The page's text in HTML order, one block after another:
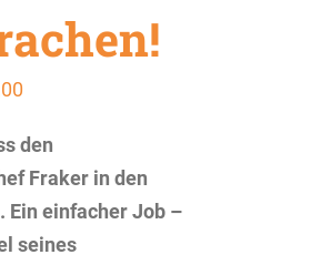
den
Fraker in den
Ein einfacher Job –
seines